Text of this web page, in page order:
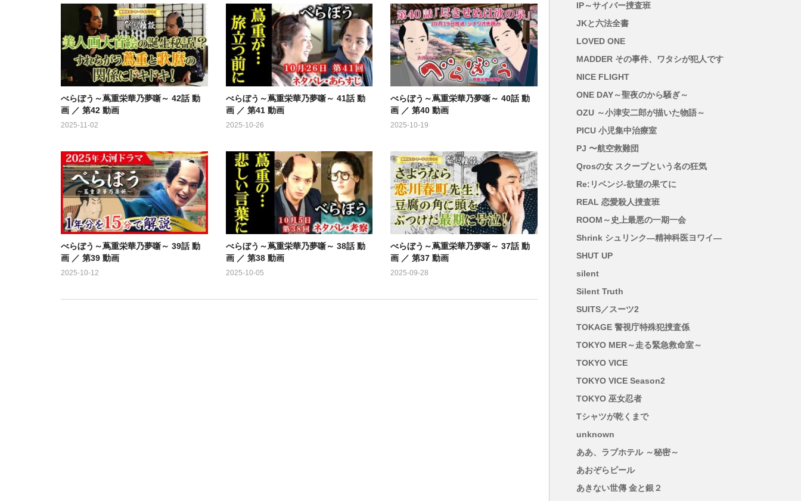
べらぼう～蔦重栄華乃夢噺～ 42話 動
画 ／ 第42 動画
2025-11-02
べらぼう～蔦重栄華乃夢噺～ 41話 動
画 ／ 第41 動画
2025-10-26
べらぼう～蔦重栄華乃夢噺～ 40話 動
画 ／ 第40 動画
2025-10-19
べらぼう～蔦重栄華乃夢噺～ 39話 動
画 ／ 第39 動画
2025-10-12
べらぼう～蔦重栄華乃夢噺～ 38話 動
画 ／ 第38 動画
2025-10-05
べらぼう～蔦重栄華乃夢噺～ 37話 動
画 ／ 第37 動画
2025-09-28
IP～サイバー捜査班
JKと六法全書
LOVED ONE
MADDER その事件、ワタシが犯人です
NICE FLIGHT
ONE DAY～聖夜のから騒ぎ～
OZU ～小津安二郎が描いた物語～
PICU 小児集中治療室
PJ 〜航空救難団
Qrosの女 スクープという名の狂気
Re:リベンジ-欲望の果てに
REAL 恋愛殺人捜査班
ROOM～史上最悪の一期一会
Shrink シュリンク―精神科医ヨワイ―
SHUT UP
silent
Silent Truth
SUITS／スーツ2
TOKAGE 警視庁特殊犯捜査係
TOKYO MER～走る緊急救命室～
TOKYO VICE
TOKYO VICE Season2
TOKYO 巫女忍者
Tシャツが乾くまで
unknown
ああ、ラブホテル ～秘密～
あおぞらビール
あきない世傳 金と銀２